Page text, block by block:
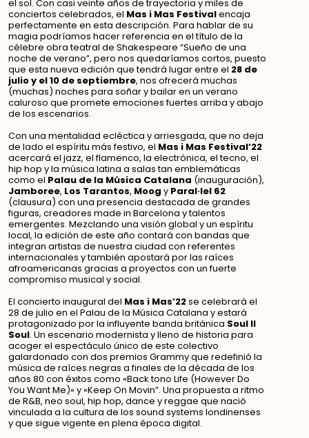
el sol. Con casi veinte años de trayectoria y miles de
conciertos celebrados, el Mas i Mas Festivalencaja
perfectamente en esta descripción. Para hablar de su
magia podríamos hacer referencia en el título de la
célebre obra teatral de Shakespeare “Sueño de una
noche de verano”, pero nos quedaríamos cortos, puesto
que esta nueva edición que tendrá lugar entre el 28 de
julio y el 10 de septiembre, nos ofrecerá muchas
(muchas) noches para soñar y bailar en un verano
caluroso que promete emociones fuertes arriba y abajo
de los escenarios.
Con una mentalidad ecléctica y arriesgada, que no deja
de lado el espíritu más festivo, el Mas i Mas Festival’22
acercará el jazz, el flamenco, la electrónica, el tecno, el
hip hop y la música latina a salas tan emblemáticas
como el Palau de la Música Catalana (inauguración),
Jamboree, Los Tarantos, Moog y Paral·lel 62
(clausura) con una presencia destacada de grandes
figuras, creadores made in Barcelona y talentos
emergentes. Mezclando una visión global y un espíritu
local, la edición de este año contará con bandas que
integran artistas de nuestra ciudad con referentes
internacionales y también apostará por las raíces
afroamericanas gracias a proyectos con un fuerte
compromiso musical y social.
El concierto inaugural del Mas i Mas’22se celebrará el
28 de julio en el Palau de la Música Catalana y estará
protagonizado por la influyente banda británica Soul II
Soul. Un escenario modernista y lleno de historia para
acoger el espectáculo único de este colectivo
galardonado con dos premios Grammy que redefinió la
música de raíces negras a finales de la década de los
años 80 con éxitos como «Back tono Life (However Do
You Want Me)» y «Keep On Movin”. Una propuesta a ritmo
de R&B, neo soul, hip hop, dance y reggae que nació
vinculada a la cultura de los sound systems londinenses
y que sigue vigente en plena época digital.